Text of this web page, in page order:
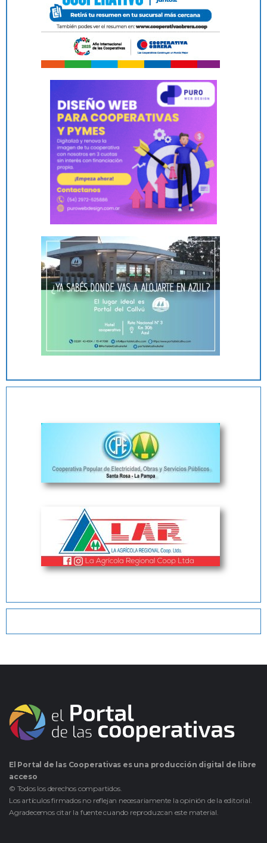
El Portal de las Cooperativas es una producción digital de libre
acceso
© Todos los derechos compartidos.
Los artículos firmados no reflejan necesariamente la opinión de la editorial.
Agradecemos citar la fuente cuando reproduzcan este material.